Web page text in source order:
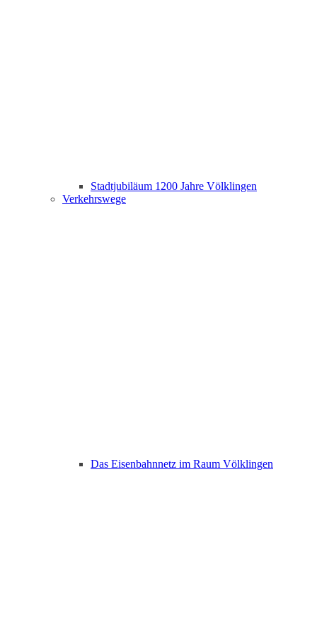
Stadtjubiläum 1200 Jahre Völklingen
Verkehrswege
Das Eisenbahnnetz im Raum Völklingen